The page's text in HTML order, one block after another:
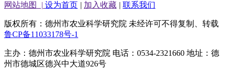
网站地图 | 设为首页 | 加入收藏 | 联系我们
版权所有：德州市农业科学研究院 未经许可不得复制、转载
鲁CP备11033178号-1
主办：德州市农业科学研究院 电话：0534-2321660 地址：德
州市德城区德兴中大道926号